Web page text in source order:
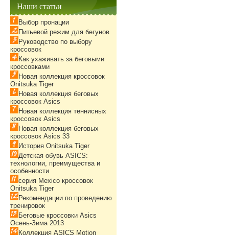
Наши статьи
Выбор пронации
Питьевой режим для бегунов
Руководство по выбору
кроссовок
Как ухаживать за беговыми
кроссовками
Новая коллекция кроссовок
Onitsuka Tiger
Новая коллекция беговых
кроссовок Asics
Новая коллекция теннисных
кроссовок Asics
Новая коллекция беговых
кроссовок Asics 33
История Onitsuka Tiger
Детская обувь ASICS:
технологии, преимущества и
особенности
серия Mexico кроссовок
Onitsuka Tiger
Рекомендации по проведению
тренировок
Беговые кроссовки Asics
Осень-Зима 2013
Коллекция ASICS Motion